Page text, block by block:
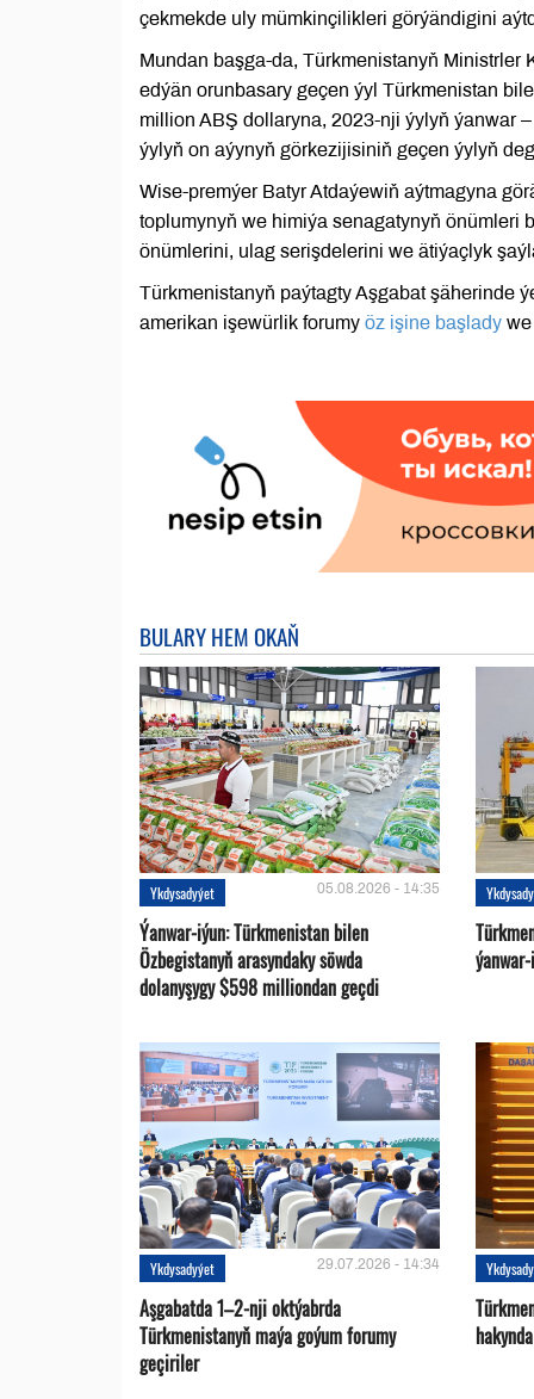
çekmekde uly mümkinçilikleri görýändigini
Mundan başga-da, Türkmenistanyň
edýän orunbasary geçen ýyl Türkmenistan
million ABŞ dollaryna, 2023-nji ýylyň ýanwar
ýylyň on aýynyň görkezijisiniň geçen ýylyň
Wise-premýer Batyr Atdaýewiň aýtmagyna
toplumynyň we himiýa senagatynyň önümleri
önümlerini, ulag serişdelerini we ätiýaçlyk
Türkmenistanyň paýtagty Aşgabat şäherinde
amerikan işewürlik forumy öz işine başlady
BULARY HEM OKAŇ
Ykdysadyýet 05.08.2026 - 14:35
Ýanwar-iýun: Türkmenistan bilen
Özbegistanyň arasyndaky söwda
dolanyşygy $598 milliondan geçdi
Ykdysadyýet 29.07.2026 - 14:34
Aşgabatda 1–2-nji oktýabrda
Türkmenistanyň maýa goýum forumy
geçiriler